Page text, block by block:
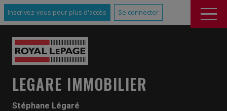
Inscrivez-vous pour plus d'accès Se connecter
Stéphane Légaré
LEGARE IMMOBILIER